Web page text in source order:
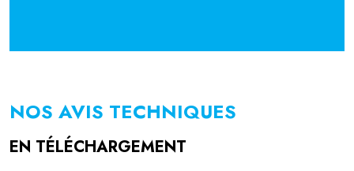
NOS AVIS TECHNIQUES
EN TÉLÉCHARGEMENT